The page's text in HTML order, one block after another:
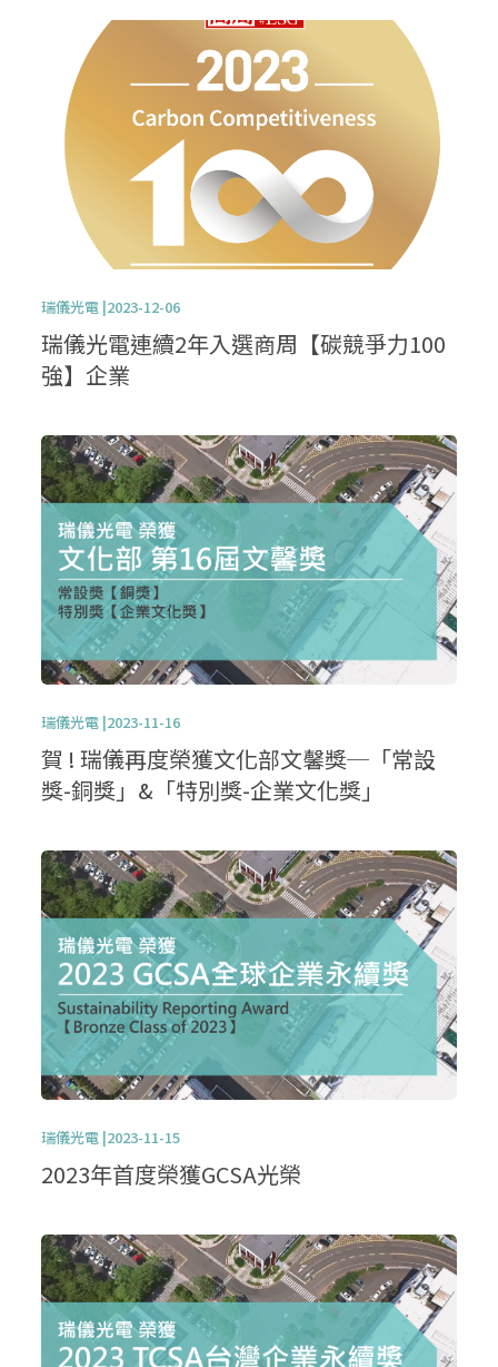
瑞儀光電 |2023-12-06
瑞儀光電連續2年入選商周【碳競爭力100
強】企業
瑞儀光電 |2023-11-16
賀 ! 瑞儀再度榮獲文化部文馨獎─「常設
獎-銅獎」&「特別獎-企業文化獎」
瑞儀光電 |2023-11-15
2023年首度榮獲GCSA光榮